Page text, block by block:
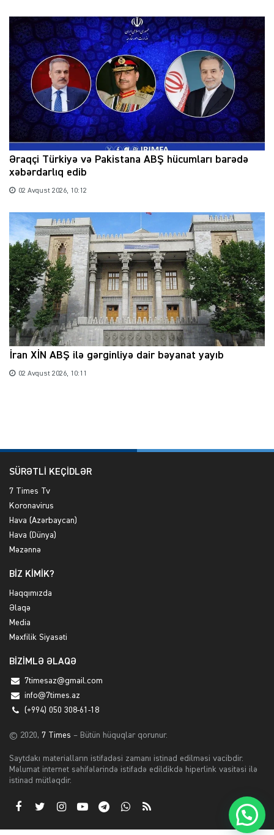
Əraqçi Türkiyə və Pakistana ABŞ hücumları barədə
xəbərdarlıq edib
02 Avqust 2026, 10:12
İran XİN ABŞ ilə gərginliyə dair bəyanat yayıb
02 Avqust 2026, 10:11
SÜRƏTLİ KEÇİDLƏR
7 Times Tv
Koronavirus
Hava (Azərbaycan)
Hava (Dünya)
Məzənnə
BİZ KİMİK?
Haqqımızda
Əlaqə
Media
Məxfilik Siyasəti
BİZİMLƏ ƏLAQƏ
7timesaz@gmail.com
info@7times.az
(+994) 050 308-61-18
© 2020, 7 Times – Bütün hüquqlar qorunur.
Saytdakı materialların istifadəsi zamanı istinad edilməsi vacibdir.
Məlumat internet səhifələrində istifadə edildikdə hiperlink vasitəsi ilə
istinad mütləqdir.